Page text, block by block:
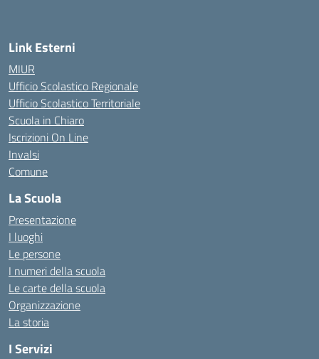
Link Esterni
MIUR
Ufficio Scolastico Regionale
Ufficio Scolastico Territoriale
Scuola in Chiaro
Iscrizioni On Line
Invalsi
Comune
La Scuola
Presentazione
I luoghi
Le persone
I numeri della scuola
Le carte della scuola
Organizzazione
La storia
I Servizi